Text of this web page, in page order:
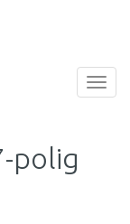
polig